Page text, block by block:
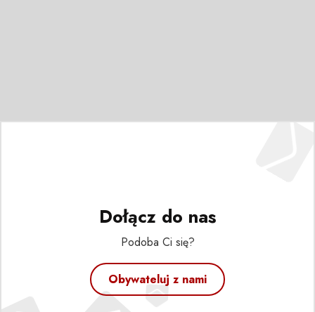
Dołącz do nas
Podoba Ci się?
Obywateluj z nami